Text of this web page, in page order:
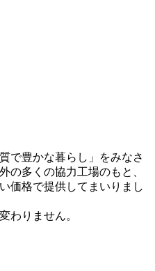
で豊かな暮らし」をみなさ
の多くの協力工場のもと、
価格で提供してまいりまし
わりません。